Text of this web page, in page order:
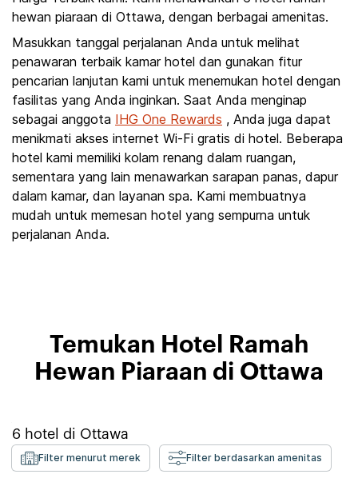
hewan piaraan di Ottawa, dengan berbagai amenitas.
Masukkan tanggal perjalanan Anda untuk melihat
penawaran terbaik kamar hotel dan gunakan fitur
pencarian lanjutan kami untuk menemukan hotel dengan
fasilitas yang Anda inginkan. Saat Anda menginap
sebagai anggota IHG One Rewards , Anda juga dapat
menikmati akses internet Wi-Fi gratis di hotel. Beberapa
hotel kami memiliki kolam renang dalam ruangan,
sementara yang lain menawarkan sarapan panas, dapur
dalam kamar, dan layanan spa. Kami membuatnya
mudah untuk memesan hotel yang sempurna untuk
perjalanan Anda.
Temukan Hotel Ramah
Hewan Piaraan di Ottawa
6 hotel di Ottawa
Filter menurut merek Filter berdasarkan amenitas